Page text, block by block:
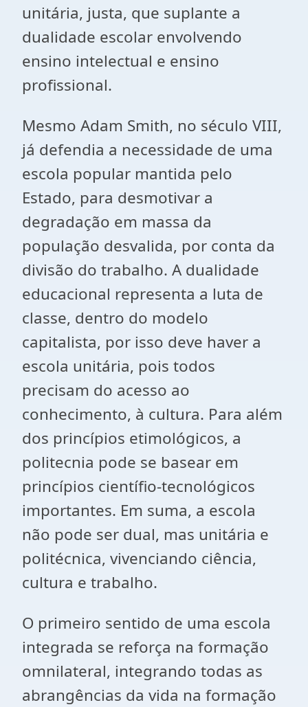
unitária, justa, que suplante a
dualidade escolar envolvendo
ensino intelectual e ensino
profissional.
Mesmo Adam Smith, no século VIII,
já defendia a necessidade de uma
escola popular mantida pelo
Estado, para desmotivar a
degradação em massa da
população desvalida, por conta da
divisão do trabalho. A dualidade
educacional representa a luta de
classe, dentro do modelo
capitalista, por isso deve haver a
escola unitária, pois todos
precisam do acesso ao
conhecimento, à cultura. Para além
dos princípios etimológicos, a
politecnia pode se basear em
princípios científio-tecnológicos
importantes. Em suma, a escola
não pode ser dual, mas unitária e
politécnica, vivenciando ciência,
cultura e trabalho.
O primeiro sentido de uma escola
integrada se reforça na formação
omnilateral, integrando todas as
abrangências da vida na formação